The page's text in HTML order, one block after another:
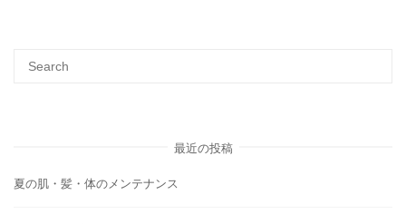
最近の投稿
夏の肌・髪・体のメンテナンス